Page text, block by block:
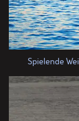
Spielende